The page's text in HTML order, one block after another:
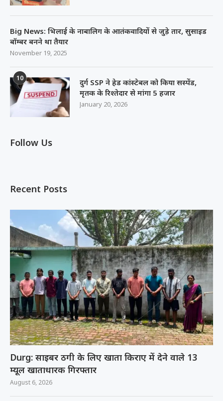
Big News: भिलाई के नाबालिग के आतंकवादियों से जुड़े तार, सुसाइड
बॉम्बर बनने था तैयार
November 19, 2025
10
दुर्ग SSP ने हेड कांस्टेबल को किया सस्पेंड,
मृतक के रिश्तेदार से मांगा 5 हजार
January 20, 2026
Follow Us
Recent Posts
Durg: साइबर ठगी के लिए खाता किराए में देने वाले 13
म्यूल खाताधारक गिरफ्तार
August 6, 2026